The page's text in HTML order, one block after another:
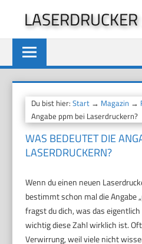
springen
Du bist hier:Start → Magazin →
Angabe ppm bei Laserdruckern?
WAS BEDEUTET DIE
LASERDRUCKERN?
Wenn du einen neuen
bestimmt schon mal die Angabe
fragst du dich, was das
wichtig diese Zahl wirklich ist.
Verwirrung, weil viele nicht